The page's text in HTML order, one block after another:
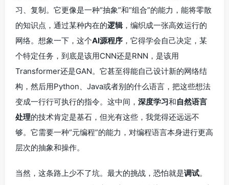
习、复制。它更像是一种“抽象”和“组合”的能力，能将零散
的知识点，通过某种内在的逻辑，编织成一张高效运行的
网络。想象一下，这个AI源程序 ，它得学会自己决定，某
个特定任务，到底是该用CNN还是RNN，是该用
Transformer还是GAN。它甚至得能自己设计新的网络结
构，然后用Python、Java或者别的什么语言，把这些想法
变成一行行可执行的指令。这中间， 深度学习和自然语言
处理的技术肯定是基石，但光有这些，我觉得还远远不
够。它需要一种“元编程”的能力，对编程语言本身进行更高
层次的抽象和操作。
当然，这条路上少不了坑。最大的挑战，恐怕就是调试。